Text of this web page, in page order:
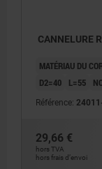
CANNELURE
MATÉRIAU DU
D2=40
L=55
Référence:
29,66 €
hors TVA
hors frais d’envoi